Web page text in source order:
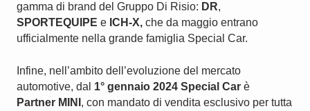
gamma di brand del Gruppo Di Risio: DR,
SPORTEQUIPE e ICH-X, che da maggio entrano
ufficialmente nella grande famiglia Special Car.
Infine, nell’ambito dell’evoluzione del mercato
automotive, dal 1° gennaio 2024 Special Car è
Partner MINI , con mandato di vendita esclusivo per tutta